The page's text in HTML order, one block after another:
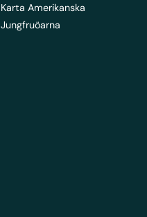
Karta Amerikanska
Jungfruöarna